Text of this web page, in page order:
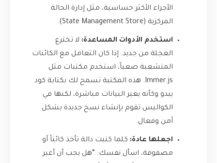
الأجزاء الأكثر حساسية، مثل إدارة الحالة
المركزية (State Management Store).
استخدم الأدوات المساعدة: لا تخترع
العجلة من جديد. إذا كان التعامل مع الكائنات
المتشعبة صعباً، استخدم مكتبات مثل
Immer.js. هذه المكتبة تسمح لك بكتابة كود
يبدو وكأنه يغير البيانات مباشرة، لكنها في
الكواليس تقوم بإنشاء نسخ جديدة بشكل
آمن وفعال.
اجعلها عادة: كلما كتبت دالة تأخذ كائناً أو
مصفوفة، اسأل نفسك: “هل يجب أن أغير